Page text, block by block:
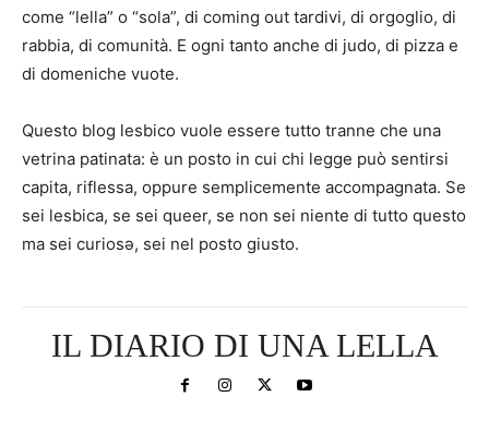
come “lella” o “sola”, di coming out tardivi, di orgoglio, di
rabbia, di comunità. E ogni tanto anche di judo, di pizza e
di domeniche vuote.
Questo blog lesbico vuole essere tutto tranne che una
vetrina patinata: è un posto in cui chi legge può sentirsi
capita, riflessa, oppure semplicemente accompagnata. Se
sei lesbica, se sei queer, se non sei niente di tutto questo
ma sei curiosə, sei nel posto giusto.
IL DIARIO DI UNA LELLA